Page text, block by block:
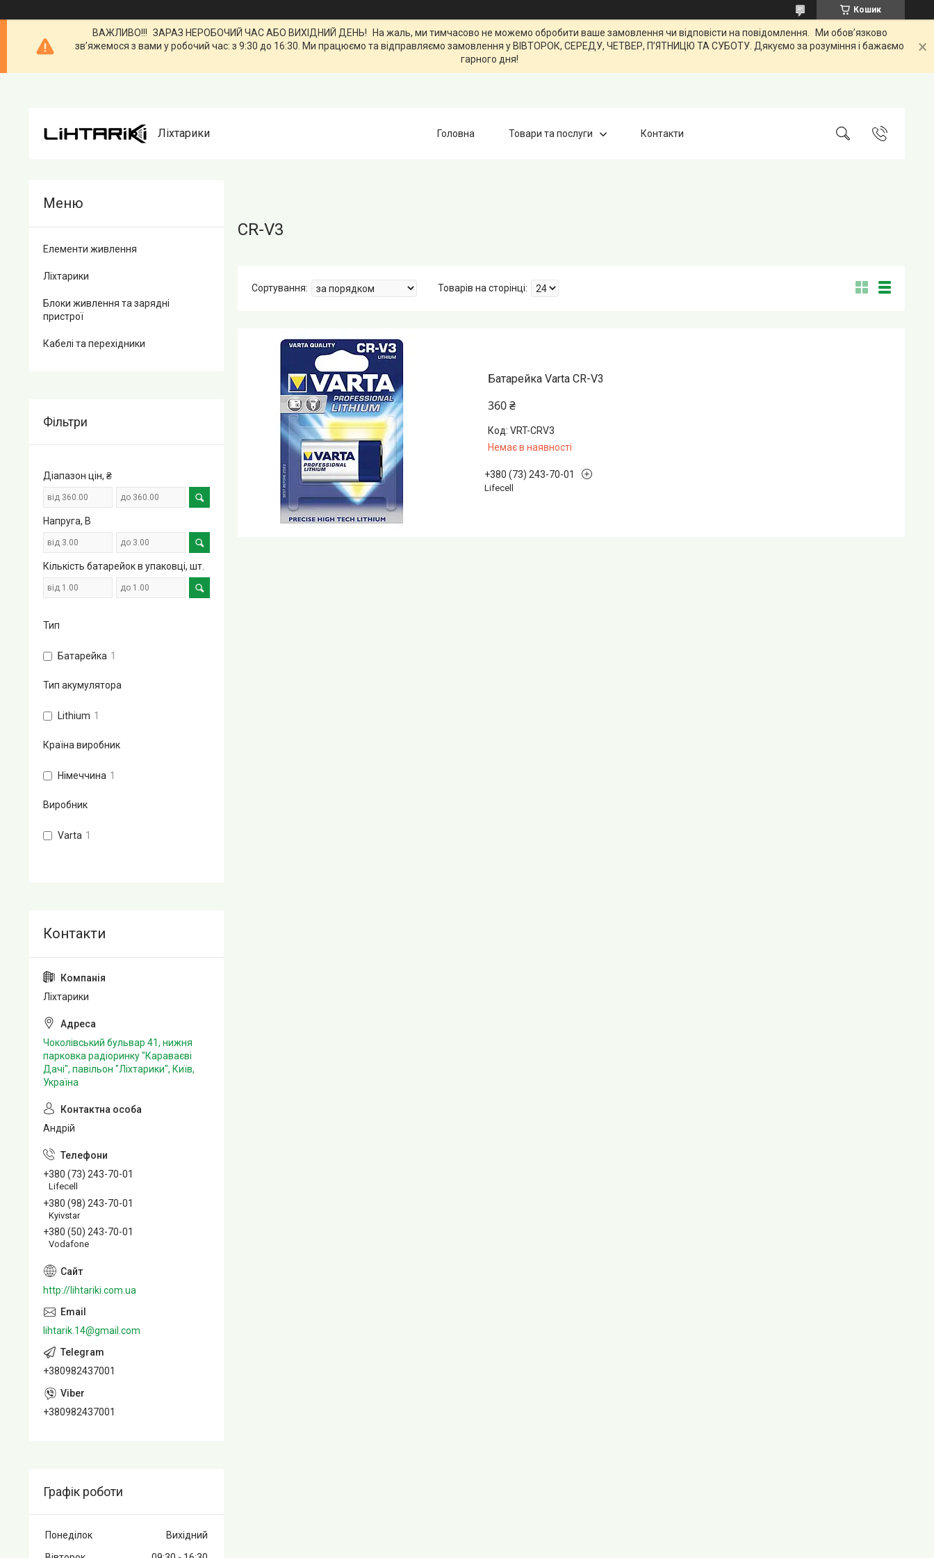
Кошик
ВАЖЛИВО!!! ЗАРАЗ НЕРОБОЧИЙ ЧАС АБО ВИХІДНИЙ ДЕНЬ! На жаль, ми тимчасово не можемо обробити ваше замовлення чи відповісти на повідомлення. Ми обов’язково
зв’яжемося з вами у робочий час: з 9:30 до 16:30. Ми працюємо та відправляємо замовлення у ВІВТОРОК, СЕРЕДУ, ЧЕТВЕР, ПʼЯТНИЦЮ ТА СУБОТУ. Дякуємо за розуміння і бажаємо
гарного дня!
Ліхтарики Головна Товари та послуги Контакти
CR-V3
Батарейка Varta CR-V3
360 ₴
VRT-CRV3
Немає в наявності
+380 (73) 243-70-01
Lifecell
Елементи живлення
Ліхтарики
Блоки живлення та зарядні
пристрої
Кабелі та перехідники
Фільтри
Діапазон цін, ₴
Напруга, В
Кількість батарейок в упаковці, шт.
Тип
Батарейка 1
Тип акумулятора
Lithium 1
Країна виробник
Німеччина 1
Виробник
Varta 1
Ліхтарики
Чоколівський бульвар 41, нижня
парковка радіоринку "Караваєві
Дачі", павільон "Ліхтарики", Київ,
Україна
Андрій
+380 (73) 243-70-01
Lifecell
+380 (98) 243-70-01
Kyivstar
+380 (50) 243-70-01
Vodafone
http://lihtariki.com.ua
lihtarik.14@gmail.com
+380982437001
+380982437001
Графік роботи
Понеділок
Вихідний